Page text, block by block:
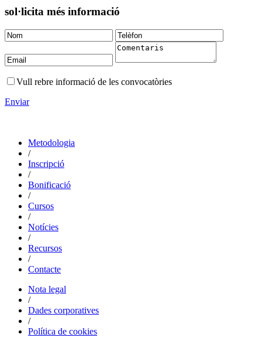
sol·licita més informació
Vull rebre informació de les convocatòries
Enviar
Metodologia
/
Inscripció
/
Bonificació
/
Cursos
/
Notícies
/
Recursos
/
Contacte
Nota legal
/
Dades corporatives
/
Política de cookies